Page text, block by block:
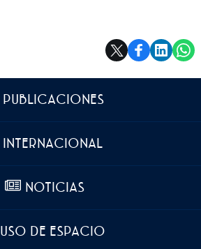
PUBLICACIONES
INTERNACIONAL
NOTICIAS
USO DE ESPACIO